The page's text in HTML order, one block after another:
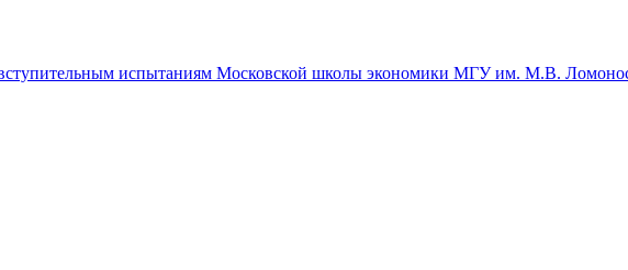
испытаниям Московской школы экономики МГУ им. М.В.